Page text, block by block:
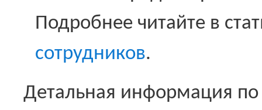
Подробнее читайте в
сотрудников.
Детальная информация по